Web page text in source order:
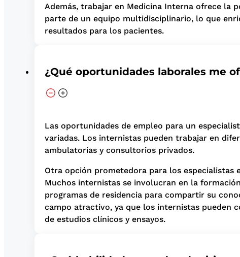
Además, trabajar en Medicina Interna ofrece la
parte de un equipo multidisciplinario, lo que
resultados para los pacientes.
¿Qué oportunidades laborales me
Las oportunidades de empleo para un
variadas. Los internistas pueden trabajar en
ambulatorias y consultorios privados.
Otra opción prometedora para los especialistas
Muchos internistas se involucran en la
programas de residencia para compartir su
campo atractivo, ya que los internistas pueden
de estudios clínicos y ensayos.